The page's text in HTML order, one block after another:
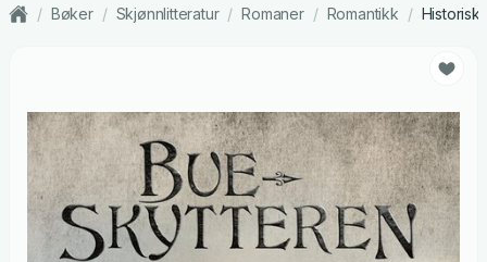
/ Bøker / Skjønnlitteratur / Romaner / Romantikk / Historisk